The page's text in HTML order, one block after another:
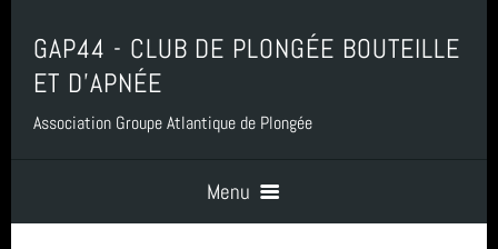
GAP44 - CLUB DE PLONGÉE BOUTEILLE
ET D'APNÉE
Association Groupe Atlantique de Plongée
Menu